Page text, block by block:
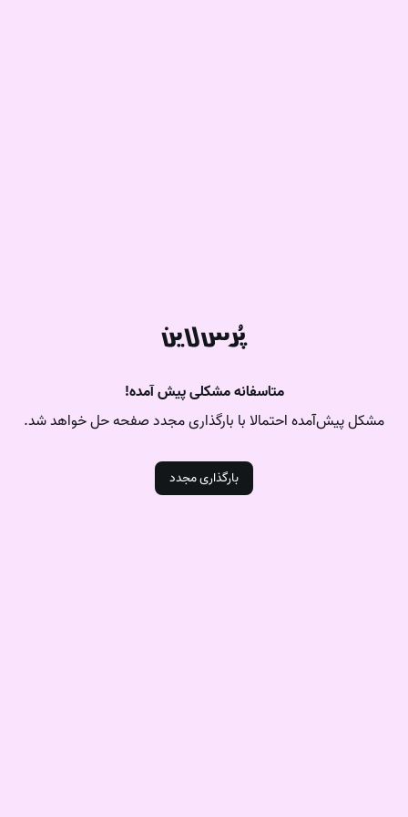
متاسفانه مشکلی پیش آمده!
مشکل‌ پیش‌آمده احتمالا با بارگذاری مجدد صفحه حل خواهد شد.
بارگذاری مجدد